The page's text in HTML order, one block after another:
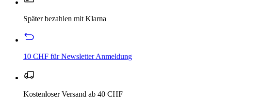
Später bezahlen mit Klarna
10 CHF für Newsletter Anmeldung
Kostenloser Versand ab 40 CHF